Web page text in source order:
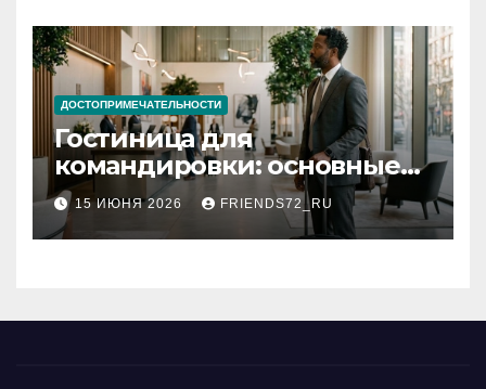
ДОСТОПРИМЕЧАТЕЛЬНОСТИ
Гостиница для
командировки: основные
критерии выбора
15 ИЮНЯ 2026 FRIENDS72_RU